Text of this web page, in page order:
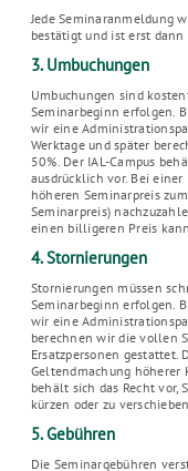
Jede Seminaranmeldung
bestätigt und ist erst
3. Umbuchungen
Umbuchungen sind
Seminarbeginn erfolgen.
wir eine
Werktage und später
50%. Der IAL-Campus
ausdrücklich vor. Bei
höheren Seminarpreis
Seminarpreis)
einen billigeren Preis
4. Stornierungen
Stornierungen müssen
Seminarbeginn erfolgen.
wir eine
berechnen wir die vollen
Ersatzpersonen gestattet.
Geltendmachung höherer
behält sich das Recht vor,
kürzen oder zu
5. Gebühren
Die Seminargebühren